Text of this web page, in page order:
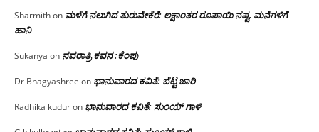
Sharmithon ಮಳೆಗೆ ನಲುಗಿದ ತುರುವೇಕೆರೆ: ಲಕ್ಷಾಂತರ ರೂಪಾಯಿ ನಷ್ಟ, ಮನೆಗಳಿಗೆ
ಹಾನಿ
Sukanya on ನವರಾತ್ರಿ ಕವನ :ಕೆಂಪು
Dr Bhagyashree on ಭಾನುವಾರದ ಕವಿತೆ: ಬೆಟ್ಟ ಜಾರಿ
Radhika kuduron ಭಾನುವಾರದ ಕವಿತೆ: ಸುಂಯ್ ಗಾಳಿ